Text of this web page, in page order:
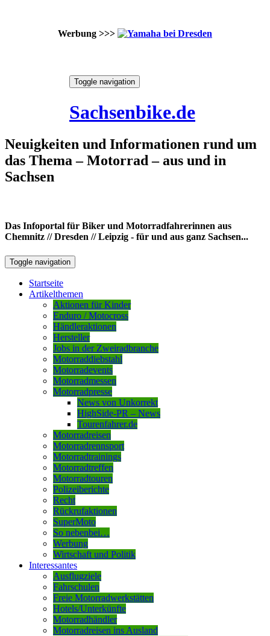
Werbung >>>
Toggle navigation
Sachsenbike.de
Neuigkeiten und Informationen rund um
das Thema – Motorrad – aus und in
Sachsen
Das Infoportal für Biker und Motorradfahrerinnen aus
Chemnitz // Dresden // Leipzig - für und aus ganz Sachsen...
Toggle navigation
Startseite
Artikelthemen
Aktionen für Kinder
Enduro / Motocross
Händleraktionen
Hersteller
Jobs in der Zweiradbranche
Motorraddiebstahl
Motorradevents
Motorradmessen
Motorradpresse
News von Unkorrekt
HighSide-PR – News
Tourenfahrer.de
Motorradreisen
Motorradrennsport
Motorradtrainings
Motorradtreffen
Motorradtouren
Polizeiberichte
Recht
Rückrufaktionen
SuperMoto
So nebenbei…
Werbung
Wirtschaft und Politik
Interessantes
Ausflugziele
Fahrschulen
Freie Motorradwerkstätten
Hotels/Unterkünfte
Motorradhändler
Motorradreisen ins Ausland